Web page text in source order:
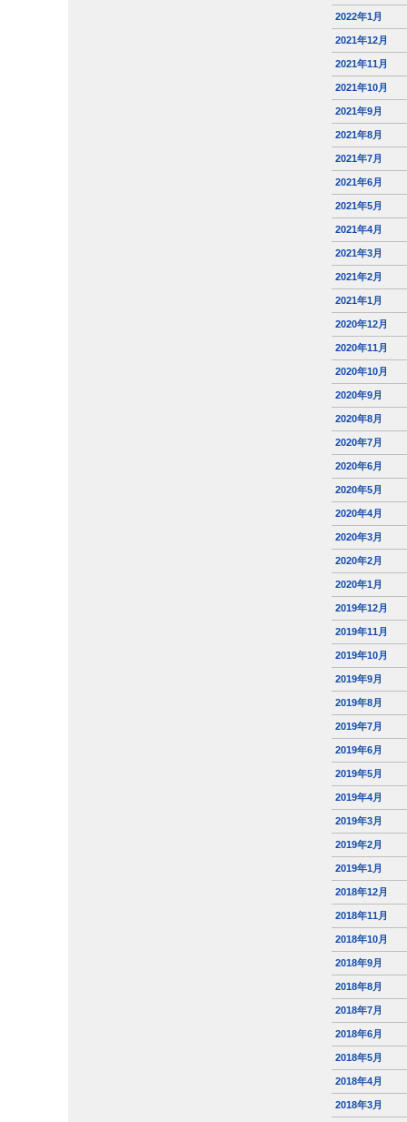
2022年1月
2021年12月
2021年11月
2021年10月
2021年9月
2021年8月
2021年7月
2021年6月
2021年5月
2021年4月
2021年3月
2021年2月
2021年1月
2020年12月
2020年11月
2020年10月
2020年9月
2020年8月
2020年7月
2020年6月
2020年5月
2020年4月
2020年3月
2020年2月
2020年1月
2019年12月
2019年11月
2019年10月
2019年9月
2019年8月
2019年7月
2019年6月
2019年5月
2019年4月
2019年3月
2019年2月
2019年1月
2018年12月
2018年11月
2018年10月
2018年9月
2018年8月
2018年7月
2018年6月
2018年5月
2018年4月
2018年3月